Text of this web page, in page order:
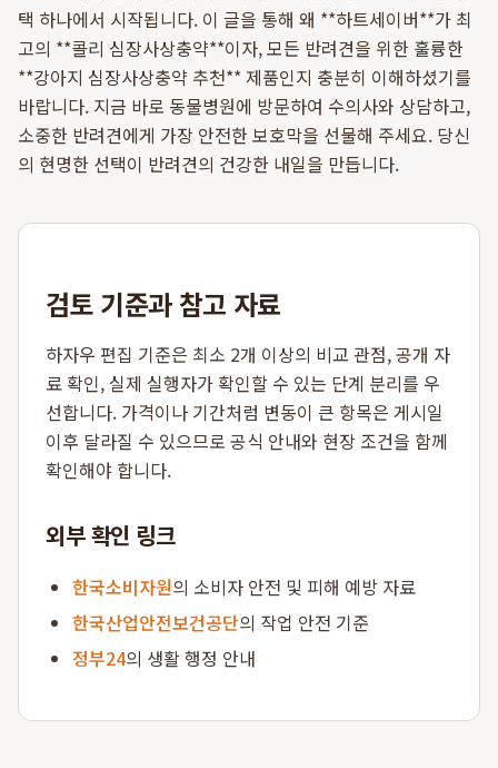
택 하나에서 시작됩니다. 이 글을 통해 왜 **하트세이버**가 최
고의 **콜리 심장사상충약**이자, 모든 반려견을 위한 훌륭한
**강아지 심장사상충약 추천** 제품인지 충분히 이해하셨기를
바랍니다. 지금 바로 동물병원에 방문하여 수의사와 상담하고,
소중한 반려견에게 가장 안전한 보호막을 선물해 주세요. 당신
의 현명한 선택이 반려견의 건강한 내일을 만듭니다.
검토 기준과 참고 자료
하자우 편집 기준은 최소 2개 이상의 비교 관점, 공개 자
료 확인, 실제 실행자가 확인할 수 있는 단계 분리를 우
선합니다. 가격이나 기간처럼 변동이 큰 항목은 게시일
이후 달라질 수 있으므로 공식 안내와 현장 조건을 함께
확인해야 합니다.
외부 확인 링크
한국소비자원의 소비자 안전 및 피해 예방 자료
한국산업안전보건공단의 작업 안전 기준
정부24의 생활 행정 안내